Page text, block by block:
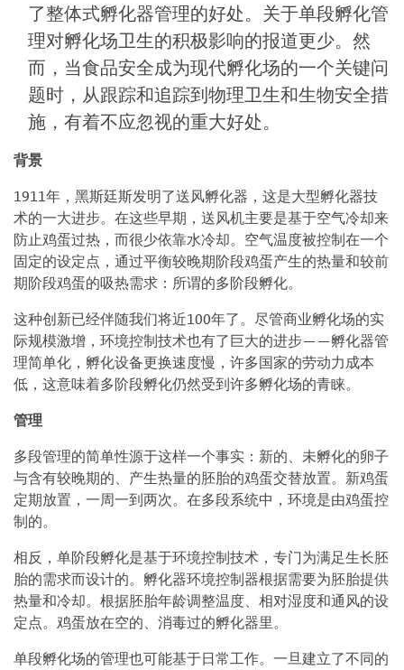
了整体式孵化器管理的好处。关于单段孵化管
理对孵化场卫生的积极影响的报道更少。然
而，当食品安全成为现代孵化场的一个关键问
题时，从跟踪和追踪到物理卫生和生物安全措
施，有着不应忽视的重大好处。
背景
1911年，黑斯廷斯发明了送风孵化器，这是大型孵化器技
术的一大进步。在这些早期，送风机主要是基于空气冷却来
防止鸡蛋过热，而很少依靠水冷却。空气温度被控制在一个
固定的设定点，通过平衡较晚期阶段鸡蛋产生的热量和较前
期阶段鸡蛋的吸热需求：所谓的多阶段孵化。
这种创新已经伴随我们将近100年了。尽管商业孵化场的实
际规模激增，环境控制技术也有了巨大的进步——孵化器管
理简单化，孵化设备更换速度慢，许多国家的劳动力成本
低，这意味着多阶段孵化仍然受到许多孵化场的青睐。
管理
多段管理的简单性源于这样一个事实：新的、未孵化的卵子
与含有较晚期的、产生热量的胚胎的鸡蛋交替放置。新鸡蛋
定期放置，一周一到两次。在多段系统中，环境是由鸡蛋控
制的。
相反，单阶段孵化是基于环境控制技术，专门为满足生长胚
胎的需求而设计的。孵化器环境控制器根据需要为胚胎提供
热量和冷却。根据胚胎年龄调整温度、相对湿度和通风的设
定点。鸡蛋放在空的、消毒过的孵化器里。
单段孵化场的管理也可能基于日常工作。一旦建立了不同的